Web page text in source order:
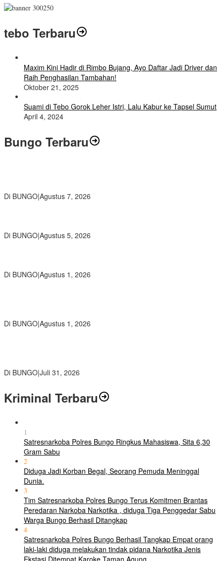
tebo Terbaru
Maxim Kini Hadir di Rimbo Bujang, Ayo Daftar Jadi Driver dan
Raih Penghasilan Tambahan!
Oktober 21, 2025
Suami di Tebo Gorok Leher Istri, Lalu Kabur ke Tapsel Sumut
April 4, 2024
Bungo Terbaru
Di BUNGO|Agustus 7, 2026
Di BUNGO|Agustus 5, 2026
Di BUNGO|Agustus 1, 2026
Di BUNGO|Agustus 1, 2026
Di BUNGO|Juli 31, 2026
Kriminal Terbaru
1
Satresnarkoba Polres Bungo Ringkus Mahasiswa, Sita 6,30
Gram Sabu
2
Diduga Jadi Korban Begal, Seorang Pemuda Meninggal
Dunia.
3
Tim Satresnarkoba Polres Bungo Terus Komitmen Brantas
Peredaran Narkoba Narkotika , diduga Tiga Penggedar Sabu
Warga Bungo Berhasil Ditangkap
4
Satresnarkoba Polres Bungo Berhasil Tangkap Empat orang
laki-laki diduga melakukan tindak pidana Narkotika Jenis